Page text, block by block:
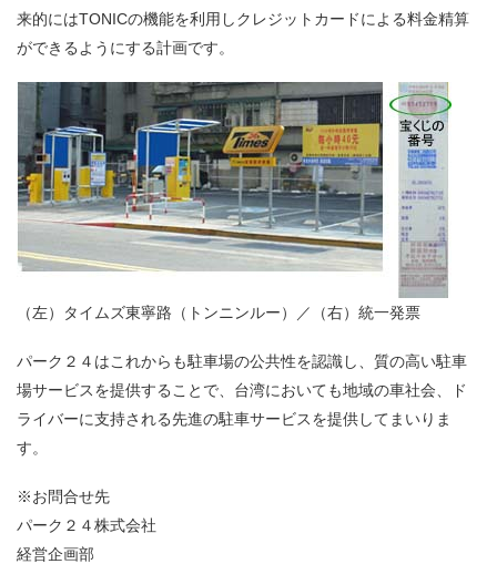
来的にはTONICの機能を利用しクレジットカードによる料金精算
ができるようにする計画です。
（左）タイムズ東寧路（トンニンルー）／（右）統一発票
パーク２４はこれからも駐車場の公共性を認識し、質の高い駐車
場サービスを提供することで、台湾においても地域の車社会、ド
ライバーに支持される先進の駐車サービスを提供してまいりま
す。
※お問合せ先
パーク２４株式会社
経営企画部